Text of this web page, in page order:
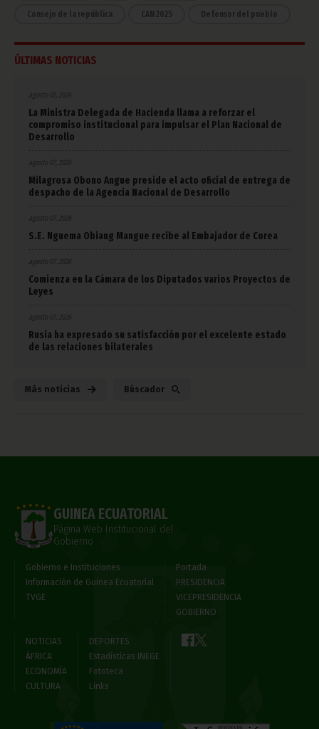
Consejo de la república CAN 2025 Defensor del pueblo
ÚLTIMAS NOTICIAS
agosto 07, 2026
La Ministra Delegada de Hacienda llama a reforzar el
compromiso institucional para impulsar el Plan Nacional de
Desarrollo
agosto 07, 2026
Milagrosa Obono Angue preside el acto oficial de entrega de
despacho de la Agencia Nacional de Desarrollo
agosto 07, 2026
S.E. Nguema Obiang Mangue recibe al Embajador de Corea
agosto 07, 2026
Comienza en la Cámara de los Diputados varios Proyectos de
Leyes
agosto 07, 2026
Rusia ha expresado su satisfacción por el excelente estado
de las relaciones bilaterales
Más noticias Búscador
GUINEA ECUATORIAL
Página Web Institucional del
Gobierno
Gobierno e Instituciones
Información de Guinea Ecuatorial
TVGE
Portada
PRESIDENCIA
VICEPRESIDENCIA
GOBIERNO
NOTICIAS
ÁFRICA
ECONOMÍA
CULTURA
DEPORTES
Estadísticas INEGE
Fototeca
Links